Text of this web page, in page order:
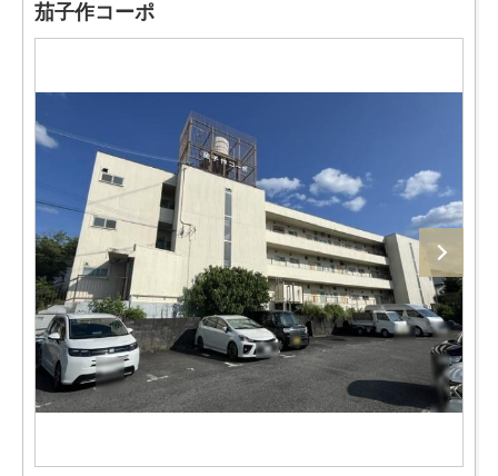
茄子作コーポ